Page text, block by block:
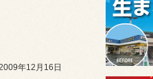
年12月16日